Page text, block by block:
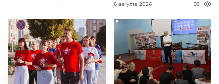
6 августа 2026 98